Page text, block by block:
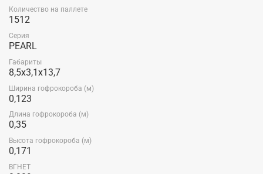
Количество на паллете
1512
Серия
PEARL
Габариты
8,5x3,1x13,7
Ширина гофрокороба (м)
0,123
Длина гофрокороба (м)
0,35
Высота гофрокороба (м)
0,171
ВГНЕТ